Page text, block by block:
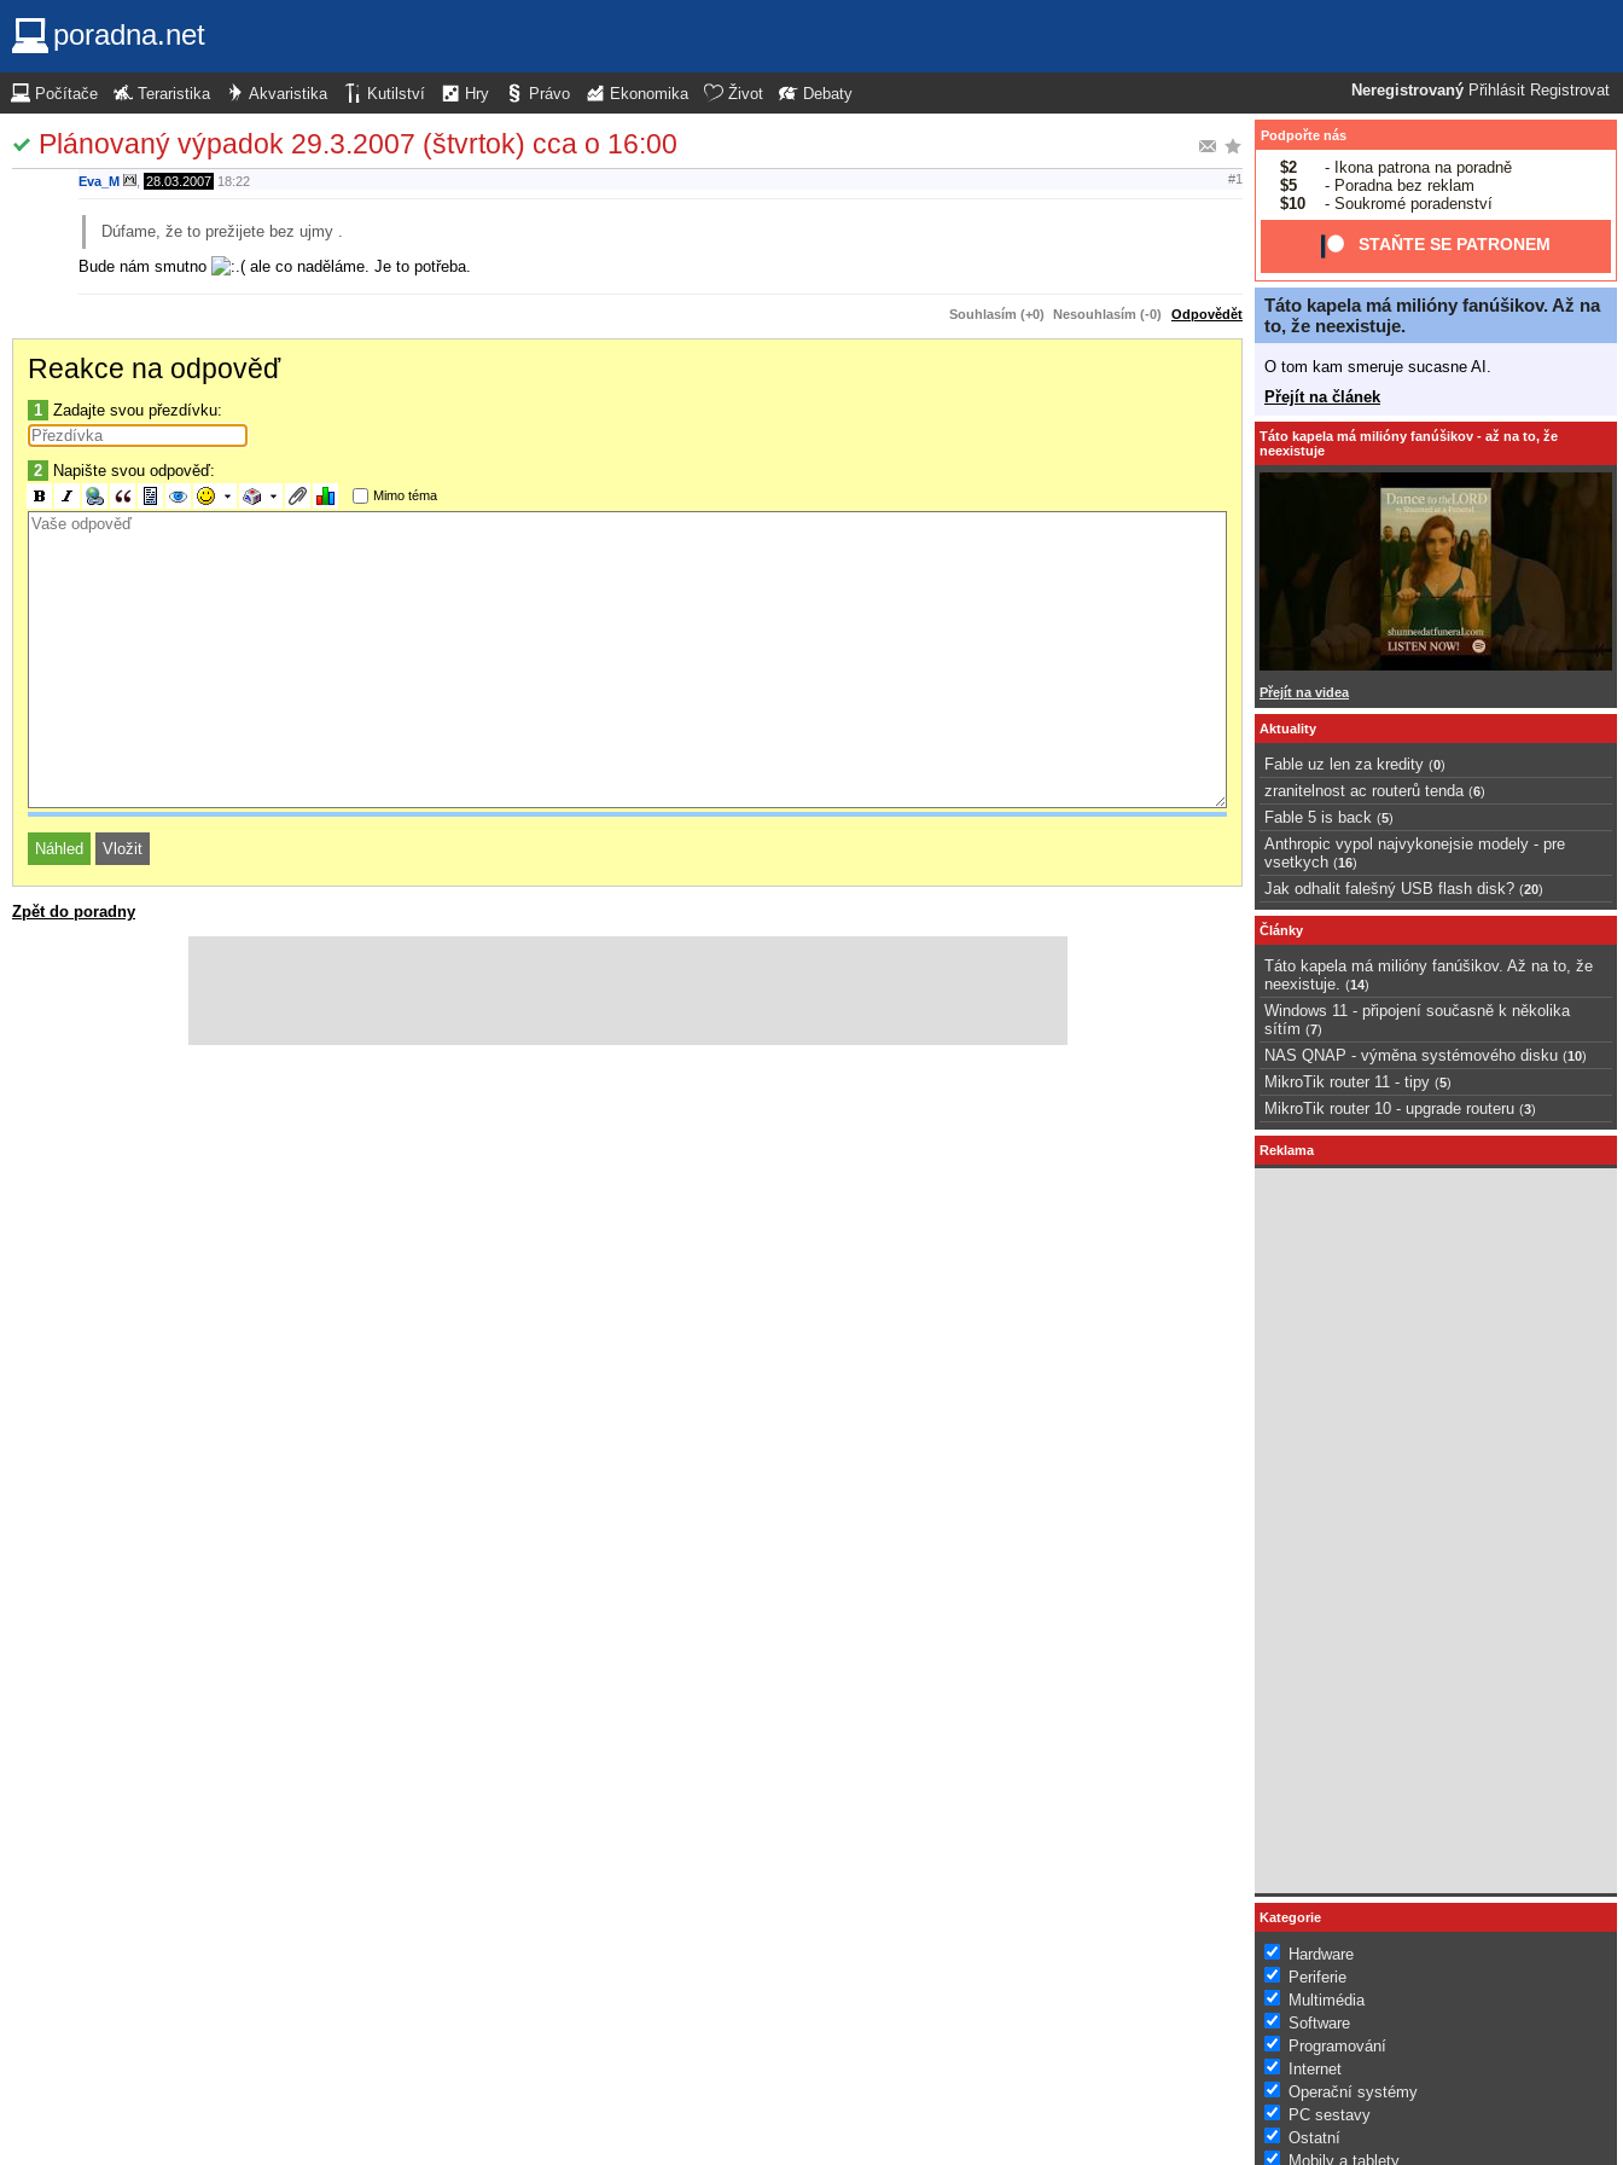
poradna.net
Neregistrovaný Přihlásit Registrovat
Počítače Teraristika Akvaristika Kutilství Hry Právo Ekonomika Život Debaty
Plánovaný výpadok 29.3.2007 (štvrtok) cca o 16:00
Eva_M 28.03.2007 18:22 #1
Dúfame, že to prežijete bez ujmy .
Bude nám smutno
ale co naděláme. Je to potřeba.
Souhlasím (+0) Nesouhlasím (-0) Odpovědět
Reakce na odpověď
1 Zadajte svou přezdívku:
2 Napište svou odpověď:
Mimo téma
Zpět do poradny
Podpořte nás
$2
- Ikona patrona na poradně
$5
- Poradna bez reklam
$10
- Soukromé poradenství
STAŇTE SE PATRONEM
Táto kapela má milióny fanúšikov. Až na
to, že neexistuje.
O tom kam smeruje sucasne AI.
Přejít na článek
Táto kapela má milióny fanúšikov - až na to, že
neexistuje
Přejít na videa
Aktuality
Fable uz len za kredity (0)
zranitelnost ac routerů tenda (6)
Fable 5 is back (5)
Anthropic vypol najvykonejsie modely - pre
vsetkych (16)
Jak odhalit falešný USB flash disk? (20)
Články
Táto kapela má milióny fanúšikov. Až na to, že
neexistuje.
(14)
Windows 11 - připojení současně k několika
sítím (7)
NAS QNAP - výměna systémového disku (10)
MikroTik router 11 - tipy (5)
MikroTik router 10 - upgrade routeru (3)
Reklama
Kategorie
Hardware
Periferie
Multimédia
Software
Programování
Internet
Operační systémy
PC sestavy
Ostatní
Mobily a tablety